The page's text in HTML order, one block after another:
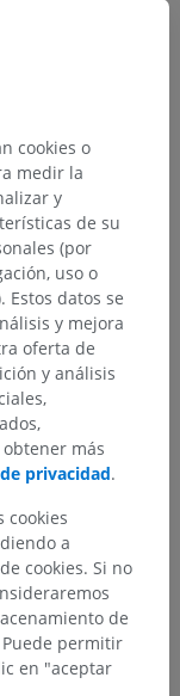
parte
o
cookies o
medir la
y
de su
(por
uso o
Estos datos se
y mejora
oferta de
y análisis
más
privacidad.
cookies
a
cookies. Si no
de
permitir
en "aceptar